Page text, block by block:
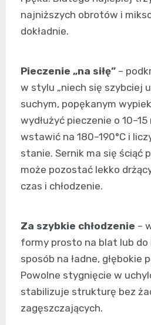
najniższych obrotów i
dokładnie.
Pieczenie „na siłę” –
w stylu „niech się szybciej
suchym, popękanym
wydłużyć pieczenie o
wstawić na 180–190°C i
stanie. Sernik ma się ściąć
może pozostać lekko
czas i chłodzenie.
Za szybkie chłodzenie –
formy prosto na blat lub
sposób na ładne, głębokie
Powolne stygnięcie w
stabilizuje strukturę bez
zagęszczających.